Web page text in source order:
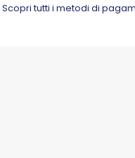
Scopri tutti i metodi di